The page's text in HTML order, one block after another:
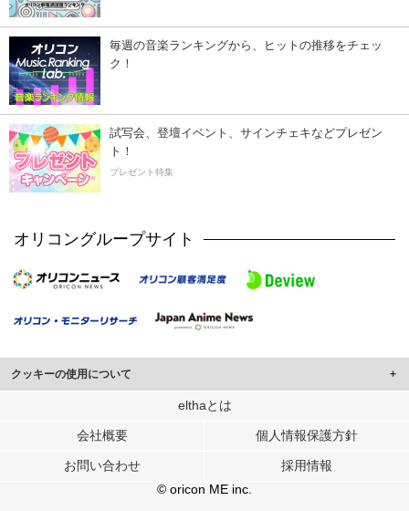
毎週の音楽ランキングから、ヒットの推移をチェッ
ク！
試写会、登壇イベント、サインチェキなどプレゼン
ト！
プレゼント特集
オリコングループサイト
クッキーの使用について
このサイトでは Cookie を使用して、ユーザーに合わせたコンテンツや広告の
行っています。
メディアや広告配信、データ解析の各パートナーに提供しています。
各パートナーは、この情報とユーザーが各パートナーに提供した他の情報や、
ユーザーが各パートナーのサービスを使用したときに収集した他の情報を組み
elthaとは
会社概要 個人情報保護方針
お問い合わせ
採用情報
© oricon ME inc.